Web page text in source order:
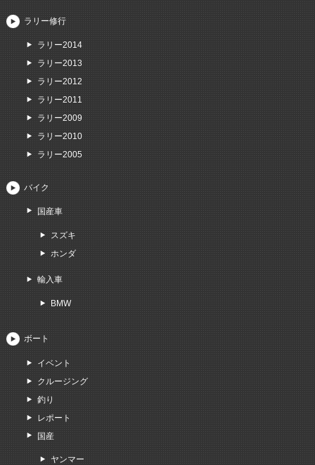
ラリー修行
ラリー2014
ラリー2013
ラリー2012
ラリー2011
ラリー2009
ラリー2010
ラリー2005
バイク
国産車
スズキ
ホンダ
輸入車
BMW
ボート
イベント
クルージング
釣り
レポート
国産
ヤンマー